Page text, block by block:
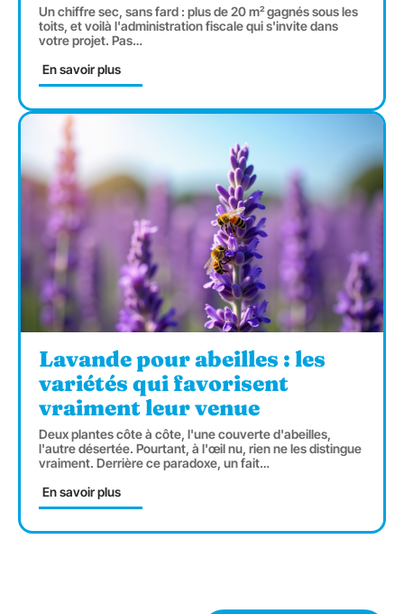
Un chiffre sec, sans fard : plus de 20 m² gagnés sous les
toits, et voilà l'administration fiscale qui s'invite dans
votre projet. Pas…
En savoir plus
Lavande pour abeilles : les
variétés qui favorisent
vraiment leur venue
Deux plantes côte à côte, l'une couverte d'abeilles,
l'autre désertée. Pourtant, à l'œil nu, rien ne les distingue
vraiment. Derrière ce paradoxe, un fait…
En savoir plus